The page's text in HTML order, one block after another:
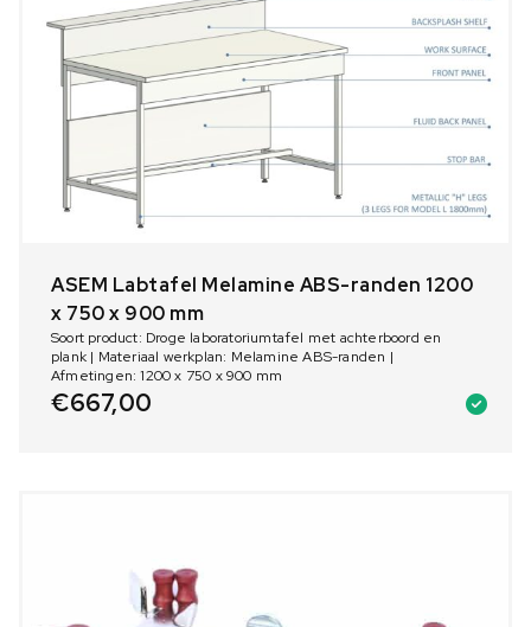
ASEM Labtafel Melamine ABS-randen 1200
x 750 x 900 mm
Soort product: Droge laboratoriumtafel met achterboord en
plank | Materiaal werkplan: Melamine ABS-randen |
Afmetingen: 1200 x 750 x 900 mm
€667,00